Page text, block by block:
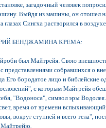
загадочный человек
Выйдя из машины, он отошел
глазах Сингха растворился в
БЕНДЖАМИНА КРЕМА:
был Майтрейя. Свою
с представлениями собравшихся о
Его бородатое лицо и библейские
с которым Майтрейя
"Водоноса", символ эры Водолея.
время от времени вспыхивающий
вокруг ступней и всего тела",
Майтрейю.